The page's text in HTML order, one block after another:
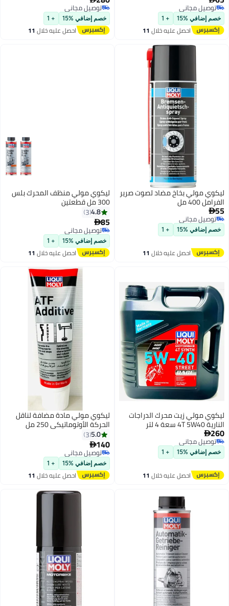
توصيل مجاني
توصيل مجاني
خصم إضافي %15 + 1
احصل عليه خلال 11
توصيل مجاني
توصيل مجاني
خصم إضافي %15 + 1
احصل عليه خلال 11
ليكوي مولي بخاخ مضاد لصوت صرير
الفرامل 400 مل
55
توصيل مجاني
توصيل مجاني
خصم إضافي %15 + 1
احصل عليه خلال 11
ليكوي مولي منظف ​​المحرك بلس
300 مل قطعتين
4.8
3
85
توصيل مجاني
توصيل مجاني
خصم إضافي %15 + 1
احصل عليه خلال 11
ليكوي مولي زيت محرك الدراجات
النارية 4T 5W40 سعة 4 لتر
260
توصيل مجاني
توصيل مجاني
خصم إضافي %15 + 1
احصل عليه خلال 11
ليكوي مولي مادة مضافة لناقل
الحركة الأوتوماتيكي 250 مل
5.0
3
140
توصيل مجاني
توصيل مجاني
خصم إضافي %15 + 1
احصل عليه خلال 11